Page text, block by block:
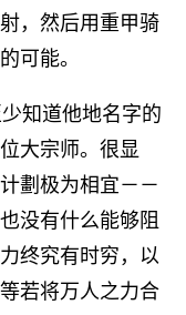
，然后用重甲骑
可能。
知道他地名字的
大宗师。很显
劃极为相宜－－
没有什么能够阻
终究有时穷，以
若将万人之力合